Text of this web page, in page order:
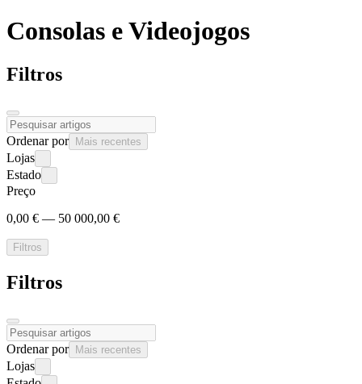
Consolas eVideojogos
Filtros
Ordenar por Mais recentes
Lojas
Estado
Preço
0,00 € — 50 000,00 €
Filtros
Filtros
Ordenar por Mais recentes
Lojas